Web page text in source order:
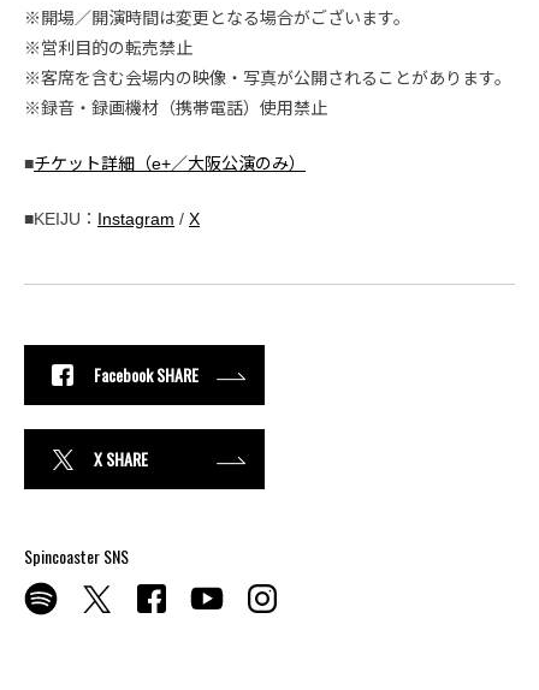
※開場／開演時間は変更となる場合がございます。
※営利目的の転売禁止
※客席を含む会場内の映像・写真が公開されることがあります。
※録音・録画機材（携帯電話）使用禁止
■チケット詳細（e+／大阪公演のみ）
■KEIJU： Instagram / X
Facebook SHARE
X SHARE
Spincoaster SNS